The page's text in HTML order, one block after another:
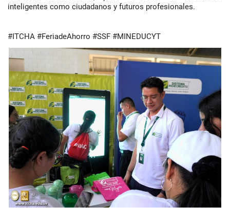
inteligentes como ciudadanos y futuros profesionales.
#ITCHA #FeriadeAhorro #SSF #MINEDUCYT